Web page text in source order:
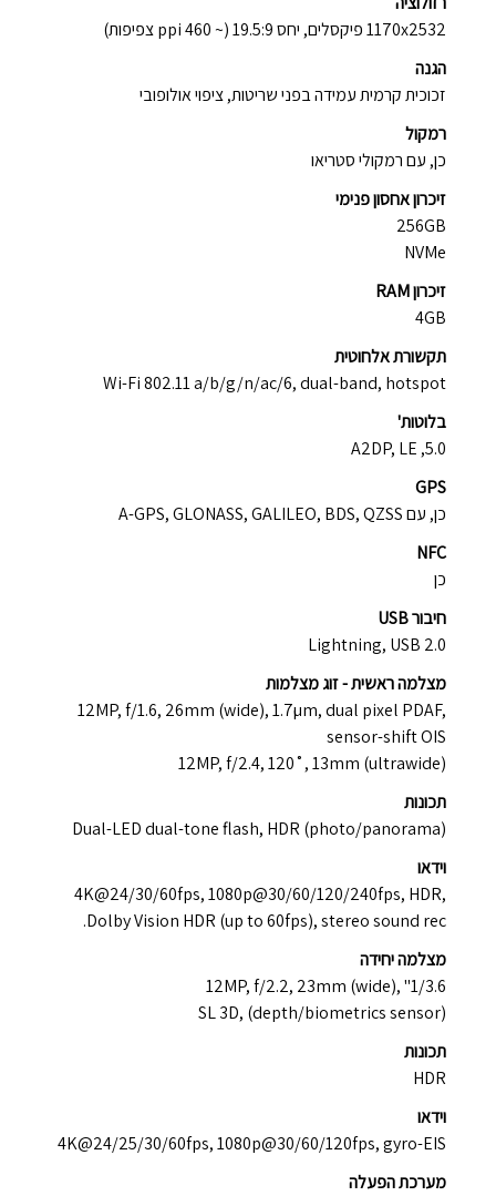
1170x2532 פיקסלים, יחס 19.5:9 (~ 460 ppi צפיפות)
הגנה
זכוכית קרמית עמידה בפני שריטות, ציפוי אולופובי
רמקול
כן, עם רמקולי סטריאו
זיכרון אחסון פנימי
256GB
NVMe
זיכרון RAM
4GB
תקשורת אלחוטית
Wi-Fi 802.11 a/b/g/n/ac/6, dual-band, hotspot
בלוטות'
5.0, A2DP, LE
GPS
כן, עם A-GPS, GLONASS, GALILEO, BDS, QZSS
NFC
כן
חיבור USB
Lightning, USB 2.0
מצלמה ראשית -זוג מצלמות
12MP, f/1.6, 26mm (wide), 1.7µm, dual pixel PDAF,
sensor-shift OIS
12MP, f/2.4, 120˚, 13mm (ultrawide)
תכונות
Dual-LED dual-tone flash, HDR (photo/panorama)
וידאו
4K@24/30/60fps, 1080p@30/60/120/240fps, HDR,
Dolby Vision HDR (up to 60fps), stereo sound rec.
מצלמה יחידה
12MP, f/2.2, 23mm (wide), "1/3.6
SL 3D, (depth/biometrics sensor)
תכונות
HDR
וידאו
4K@24/25/30/60fps, 1080p@30/60/120fps, gyro-EIS
מערכת הפעלה